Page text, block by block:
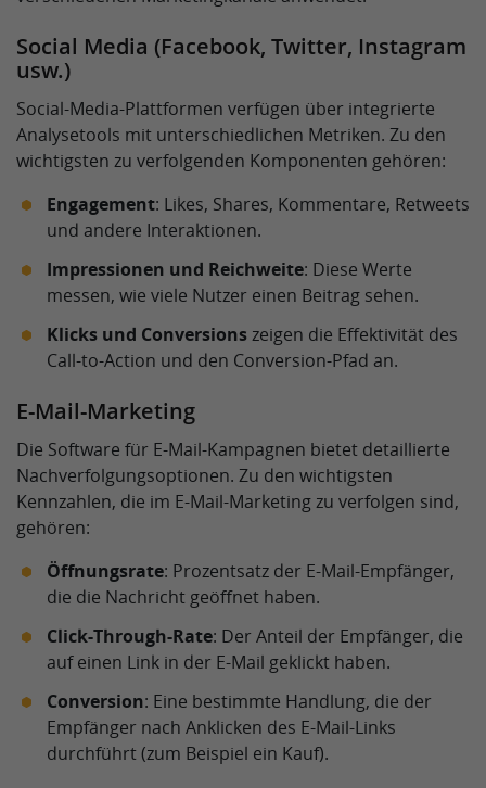
Social Media (Facebook, Twitter, Instagram
usw.)
Social-Media-Plattformen verfügen über integrierte
Analysetools mit unterschiedlichen Metriken. Zu den
wichtigsten zu verfolgenden Komponenten gehören:
Engagement: Likes, Shares, Kommentare, Retweets
und andere Interaktionen.
Impressionen und Reichweite: Diese Werte
messen, wie viele Nutzer einen Beitrag sehen.
Klicks und Conversionszeigen die Effektivität des
Call-to-Action und den Conversion-Pfad an.
E-Mail-Marketing
Die Software für E-Mail-Kampagnen bietet detaillierte
Nachverfolgungsoptionen. Zu den wichtigsten
Kennzahlen, die im E-Mail-Marketing zu verfolgen sind,
gehören:
Öffnungsrate: Prozentsatz der E-Mail-Empfänger,
die die Nachricht geöffnet haben.
Click-Through-Rate: Der Anteil der Empfänger, die
auf einen Link in der E-Mail geklickt haben.
Conversion: Eine bestimmte Handlung, die der
Empfänger nach Anklicken des E-Mail-Links
durchführt (zum Beispiel ein Kauf).